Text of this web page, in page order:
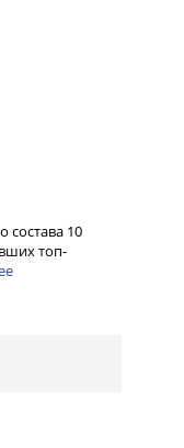
состава 10
топ-